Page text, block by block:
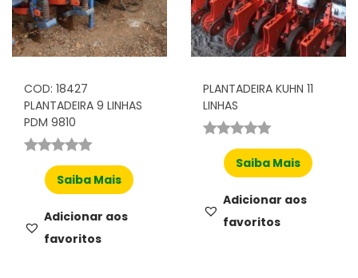
COD: 18427
PLANTADEIRA 9 LINHAS
PDM 9810
Saiba Mais
Adicionar aos
favoritos
PLANTADEIRA KUHN 11
LINHAS
Saiba Mais
Adicionar aos
favoritos